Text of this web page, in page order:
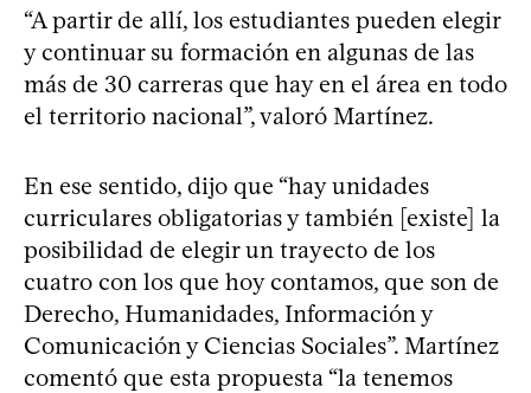
“A partir de allí, los estudiantes pueden elegir
y continuar su formación en algunas de las
más de 30 carreras que hay en el área en todo
el territorio nacional”, valoró Martínez.
En ese sentido, dijo que “hay unidades
curriculares obligatorias y también [existe] la
posibilidad de elegir un trayecto de los
cuatro con los que hoy contamos, que son de
Derecho, Humanidades, Información y
Comunicación y Ciencias Sociales”. Martínez
comentó que esta propuesta “la tenemos